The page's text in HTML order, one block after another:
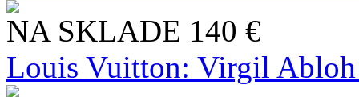
NA SKLADE 140 €
Louis Vuitton: Virgil